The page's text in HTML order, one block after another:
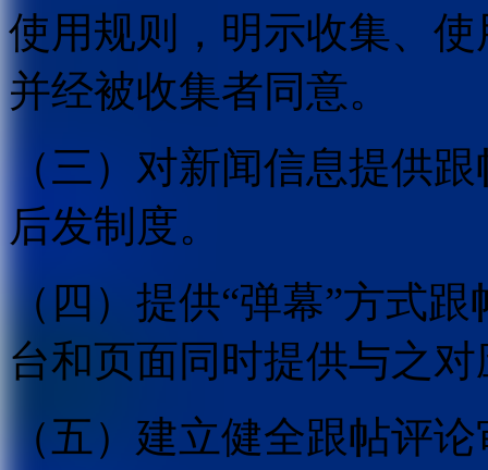
使用规则，明示收集、
并经被收集者同意。
（三）对新闻信息提供
后发制度。
（四）提供“弹幕”方式
台和页面同时提供与之
（五）建立健全跟帖评